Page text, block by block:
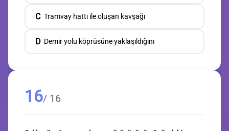
C Tramvay hattı ile oluşan kavşağı
D Demir yolu köprüsüne yaklaşıldığını
16/ 16